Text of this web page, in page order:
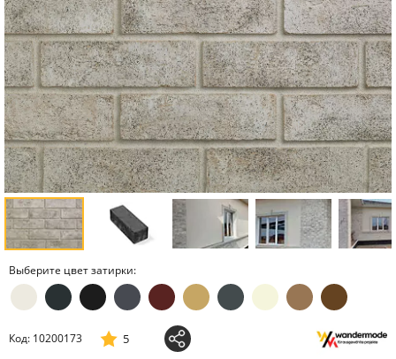
Выберите цвет затирки:
Код: 10200173 5